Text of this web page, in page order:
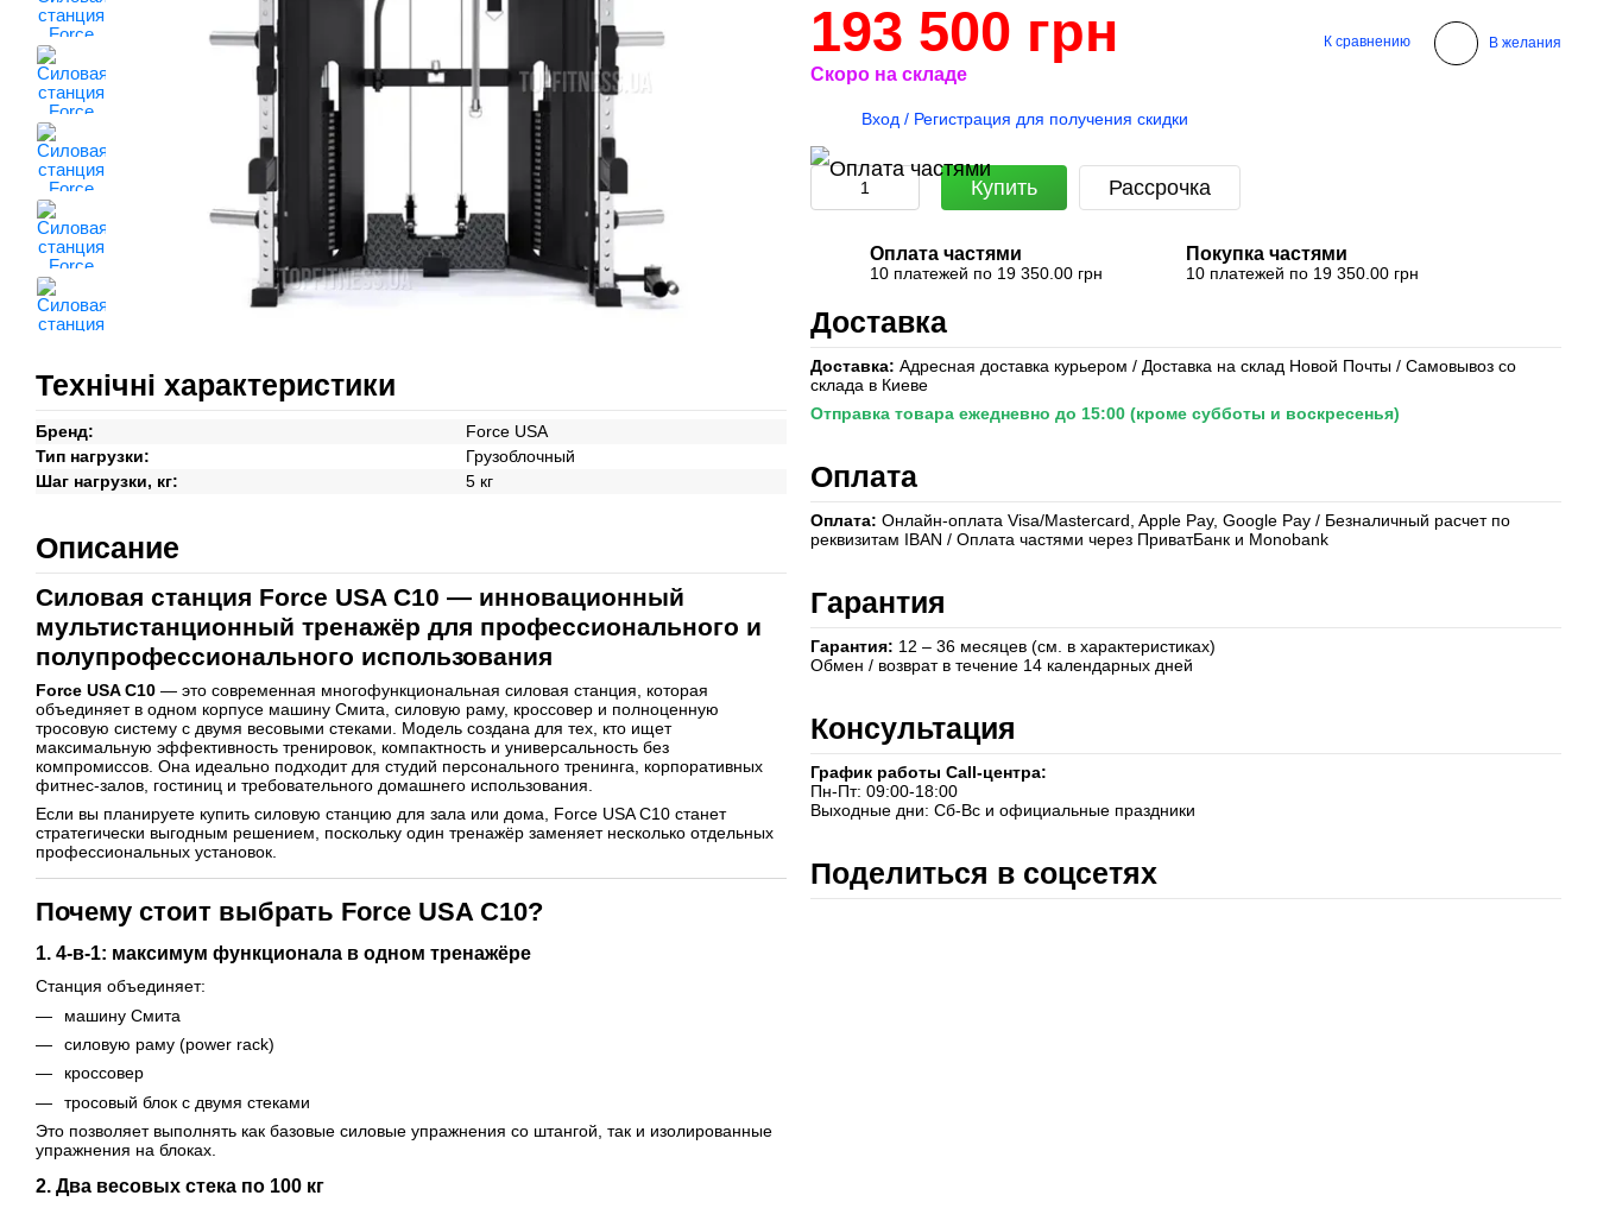
Технічні характеристики
Бренд:
Force USA
Тип нагрузки:
Грузоблочный
Шаг нагрузки, кг:
5 кг
Описание
Силовая станция Force USA C10 — инновационный
мультистанционный тренажёр для профессионального и
полупрофессионального использования
Force USA C10 — это современная многофункциональная силовая станция, которая
объединяет в одном корпусе машину Смита, силовую раму, кроссовер и полноценную
тросовую систему с двумя весовыми стеками. Модель создана для тех, кто ищет
максимальную эффективность тренировок, компактность и универсальность без
компромиссов. Она идеально подходит для студий персонального тренинга, корпоративных
фитнес-залов, гостиниц и требовательного домашнего использования.
Если вы планируете купить силовую станцию для зала или дома, Force USA C10 станет
стратегически выгодным решением, поскольку один тренажёр заменяет несколько отдельных
профессиональных установок.
Почему стоит выбрать Force USA C10?
1. 4-в-1: максимум функционала в одном тренажёре
Станция объединяет:
машину Смита
силовую раму (power rack)
кроссовер
тросовый блок с двумя стеками
Это позволяет выполнять как базовые силовые упражнения со штангой, так и изолированные
упражнения на блоках.
2. Два весовых стека по 100 кг
193 500 грн
Скоро на складе
К сравнению В желания
Вход / Регистрация для получения скидки
Купить Рассрочка
Оплата частями
10 платежей по 19 350.00 грн
Покупка частями
10 платежей по 19 350.00 грн
Доставка
Доставка: Адресная доставка курьером / Доставка на склад Новой Почты / Самовывоз со
склада в Киеве
Отправка товара ежедневно до 15:00 (кроме субботы и воскресенья)
Оплата
Оплата: Онлайн-оплата Visa/Mastercard, Apple Pay, Google Pay / Безналичный расчет по
реквизитам IBAN / Оплата частями через ПриватБанк и Monobank
Гарантия
Гарантия: 12 – 36 месяцев (см. в характеристиках)
Обмен / возврат в течение 14 календарных дней
Консультация
График работы Call-центра:
Пн-Пт: 09:00-18:00
Выходные дни: Сб-Вс и официальные праздники
Поделиться в соцсетях